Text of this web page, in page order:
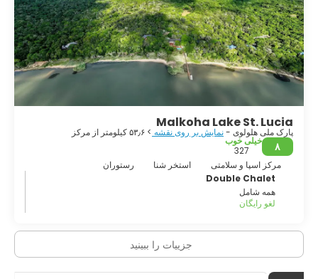
Malkoha Lake St. Lucia
پارک ملی هلولوی -نمایش بر روی نقشه > ۵۳٫۶ کیلومتر از مرکز
۸
خیلی خوب
327
مرکز اسپا و سلامتی
استخر شنا
رستوران
Double Chalet
همه شامل
لغو رایگان
جزییات را ببینید